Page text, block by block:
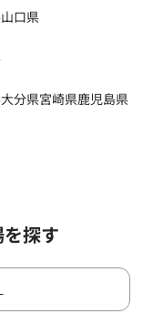
山口県
大分県宮崎県鹿児島県
探す